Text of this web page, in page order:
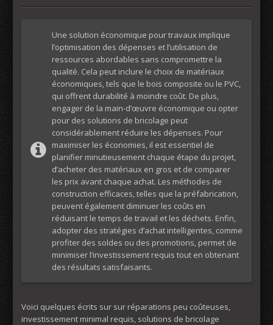
Une solution économique pour travaux implique
l’optimisation des dépenses et l’utilisation de
ressources abordables sans compromettre la
qualité. Cela peut inclure le choix de matériaux
économiques, tels que le bois composite ou le PVC,
qui offrent durabilité à moindre coût. De plus,
engager de la main-d’œuvre économique ou opter
pour des solutions de bricolage peut
considérablement réduire les dépenses. Pour
maximiser les économies, il est essentiel de
planifier minutieusement chaque étape du projet,
d’acheter des matériaux en gros et de comparer
les prix avant chaque achat. Les méthodes de
construction efficaces, telles que la préfabrication,
peuvent également diminuer les coûts en
réduisant le temps de travail et les déchets. Enfin,
adopter des stratégies d’achat intelligentes, comme
profiter des soldes ou des promotions, permet de
minimiser l’investissement requis tout en obtenant
des résultats satisfaisants.
Voici quelques écrits sur sur réparations peu coûteuses,
investissement minimal requis, solutions de bricolage